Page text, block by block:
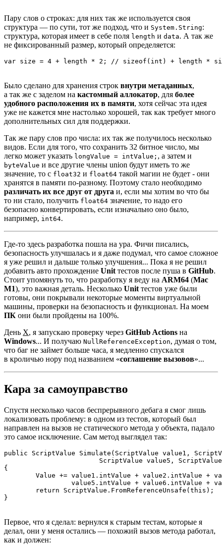
Пару слов о строках: для них так же используется своя
структура — по сути, тот же подход, что и System.String:
структура, которая имеет в себе поля length и data. А так же
не фиксированный размер, который определяется:
var size = 4 + length * 2; // sizeof(int) + length *
Было сделано для хранения строк внутри метаданных,
а так же с заделом на кастомный аллокатор, для более
удобного расположения их в памяти, хотя сейчас эта идея
уже не кажется мне настолько хорошей, так как требует много
дополнительных сил для поддержки.
Так же пару слов про числа: их так же получилось несколько
видов. Если для того, что сохранить 32 битное число, мы
легко может указать longValue = intValue; , а затем и
byteValue и все другие члены union будут иметь то же
значение, то с float32 и float64 такой магии не будет - они
хранятся в памяти по-разному. Поэтому стало необходимо
различать их все друг от друга и, если мы хотим во что бы
то ни стало, получить float64 значение, то надо его
безопасно конвертировать, если изначально оно было,
например, int64.
Где-то здесь разработка пошла на ура. Фичи писались,
безопасность улучшалась и я даже подумал, что самое сложное
я уже решил и дальше только улучшения... Пока я не решил
добавить авто прохождение Unit тестов после пуша в GitHub.
Стоит упомянуть то, что разработку я веду на ARM64 (Mac
M1), это важная деталь. Несколько Unit тестов уже были
готовы, они покрывали некоторые моменты виртуальной
машины, проверки на безопасность и функционал. На моем
ПК они были пройдены на 100%.
День X, я запускаю проверку через GitHub Actions на
Windows... И получаю NullReferenceException, думая о том,
что баг не займет больше часа, я медленно спускался
в кроличью нору под названием «соглашение вызовов»...
Кара за самоуправство
Спустя несколько часов беспрерывного дебага я смог лишь
локализовать проблему: в одном из тестов, который был
направлен на вызов не статического метода у объекта, падало
это самое исключение. Сам метод выглядел так:
public ScriptValue Simulate(ScriptValue value1,
{
}
Первое, что я сделал: вернулся к старым тестам, которые я
делал, они у меня остались — похожий вызов метода работал,
как и должен: